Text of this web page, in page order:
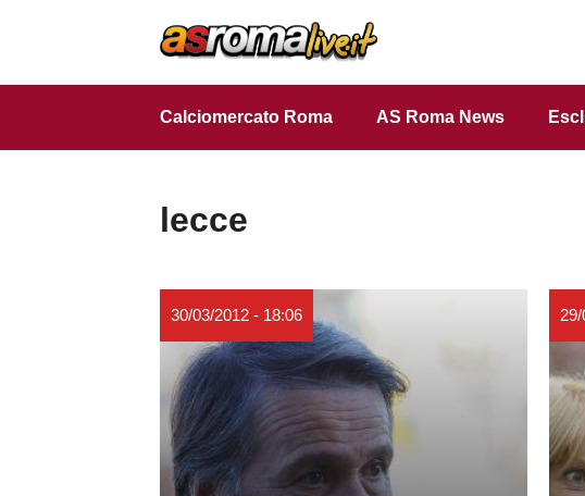
Calciomercato Roma AS Roma News
lecce
30/03/2012 - 18:06